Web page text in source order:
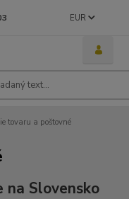
EUR
tovaru a poštovné
na Slovensko